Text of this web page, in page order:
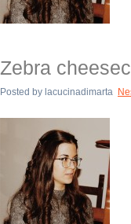
Zebra
Posted by lacucinadimarta